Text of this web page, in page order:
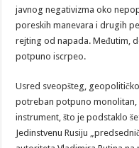
javnog negativizma oko
poreskih manevara i drugih
rejting od napada. Međutim,
potpuno iscrpeo.
Usred sveopšteg,
potreban potpuno
instrument, što je podstaklo
Jedinstvenu Rusiju